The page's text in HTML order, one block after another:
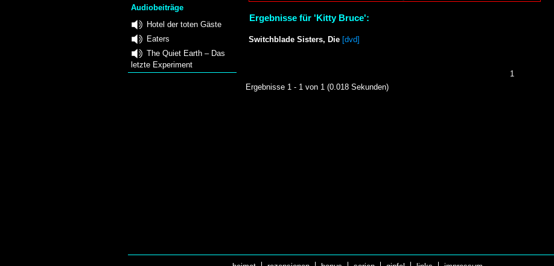
Audiobeiträge
Hotel der toten Gäste
Eaters
The Quiet Earth – Das
letzte Experiment
Ergebnisse für 'Kitty Bruce':
Switchblade Sisters, Die [dvd]
1
Ergebnisse 1 - 1 von 1 (0.018 Sekunden)